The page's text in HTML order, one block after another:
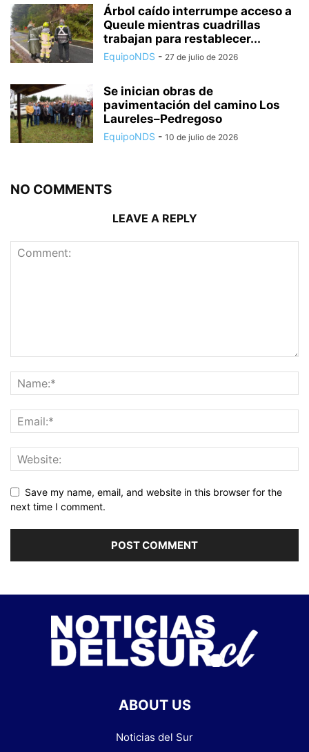
Árbol caído interrumpe acceso a
Queule mientras cuadrillas
trabajan para restablecer...
EquipoNDS - 27 de julio de 2026
Se inician obras de
pavimentación del camino Los
Laureles–Pedregoso
EquipoNDS - 10 de julio de 2026
NO COMMENTS
LEAVE A REPLY
Save my name, email, and website in this browser for the
next time I comment.
ABOUT US
Noticias del Sur